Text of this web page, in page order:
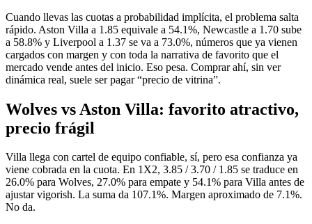
Cuando llevas las cuotas a probabilidad implícita, el problema salta
rápido. Aston Villa a 1.85 equivale a 54.1%, Newcastle a 1.70 sube
a 58.8% y Liverpool a 1.37 se va a 73.0%, números que ya vienen
cargados con margen y con toda la narrativa de favorito que el
mercado vende antes del inicio. Eso pesa. Comprar ahí, sin ver
dinámica real, suele ser pagar “precio de vitrina”.
Wolves vs Aston Villa: favorito atractivo,
precio frágil
Villa llega con cartel de equipo confiable, sí, pero esa confianza ya
viene cobrada en la cuota. En 1X2, 3.85 / 3.70 / 1.85 se traduce en
26.0% para Wolves, 27.0% para empate y 54.1% para Villa antes de
ajustar vigorish. La suma da 107.1%. Margen aproximado de 7.1%.
No da.